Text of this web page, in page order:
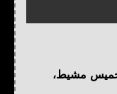
خميس مشيط،